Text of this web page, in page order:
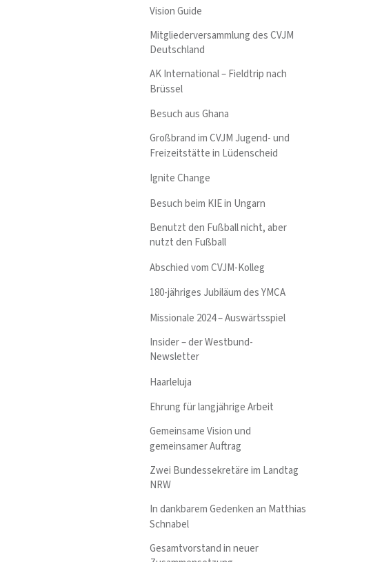
Vision Guide
Mitgliederversammlung des CVJM
Deutschland
AK International – Fieldtrip nach
Brüssel
Besuch aus Ghana
Großbrand im CVJM Jugend- und
Freizeitstätte in Lüdenscheid
Ignite Change
Besuch beim KIE in Ungarn
Benutzt den Fußball nicht, aber
nutzt den Fußball
Abschied vom CVJM-Kolleg
180-jähriges Jubiläum des YMCA
Missionale 2024 – Auswärtsspiel
Insider – der Westbund-
Newsletter
Haarleluja
Ehrung für langjährige Arbeit
Gemeinsame Vision und
gemeinsamer Auftrag
Zwei Bundessekretäre im Landtag
NRW
In dankbarem Gedenken an Matthias
Schnabel
Gesamtvorstand in neuer